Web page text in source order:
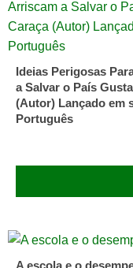
Ideias Perigosas
a Salvar o País
(Autor) Lançado em
Português
A escola e o